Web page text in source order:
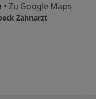
• Zu Google Maps
Zahnarzt